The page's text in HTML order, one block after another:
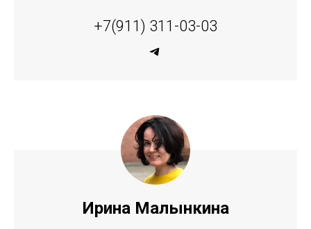
+7(911) 311-03-03
Ирина Малынкина